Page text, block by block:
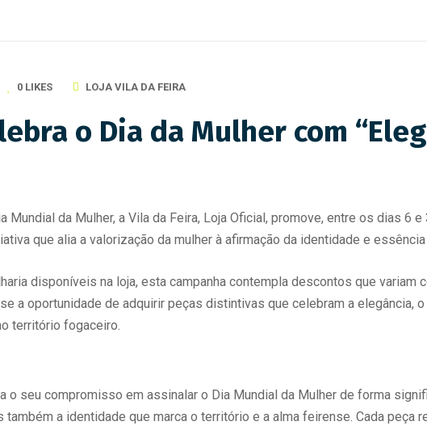
0 LIKES LOJA VILA DA FEIRA
o Dia da Mulher com
da Mulher, a Vila da Feira, Loja Oficial, promove, entre os dias 6
que alia a valorização da mulher à afirmação da identidade e
disponíveis na loja, esta campanha contempla descontos que variam
a oportunidade de adquirir peças distintivas que celebram a elegância,
território fogaceiro.
o seu compromisso em assinalar o Dia Mundial da Mulher de forma
a identidade que marca o território e a alma feirense. Cada peça